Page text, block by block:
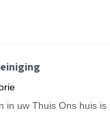
in uw Thuis Ons huis is